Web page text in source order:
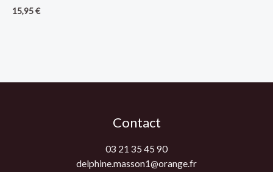
15,95€
Contact
03 21 35 45 90
delphine.masson1@orange.fr